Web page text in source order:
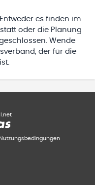
es finden im
oder die Planung
Wende
der für die
Nutzungsbedingungen